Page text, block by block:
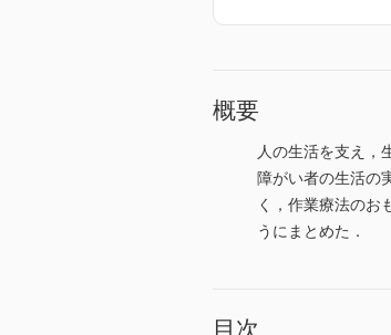
概要
人の生活を支え，
障がい者の生活の
く，作業療法のお
うにまとめた．
目次